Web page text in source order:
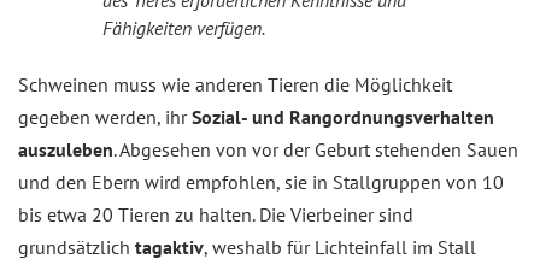
Fähigkeiten verfügen.
Schweinen muss wie anderen Tieren die Möglichkeit
gegeben werden, ihrSozial- und Rangordnungsverhalten
auszuleben. Abgesehen von vor der Geburt stehenden Sauen
und den Ebern wird empfohlen, sie in Stallgruppen von 10
bis etwa 20 Tieren zu halten. Die Vierbeiner sind
grundsätzlich tagaktiv, weshalb für Lichteinfall im Stall